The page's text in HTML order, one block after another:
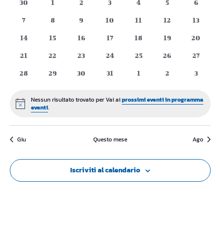
viste
di
Eventi
0
30
0
1
0
2
0
3
0
4
0
5
0
6
0
7
0
8
0
9
0
10
0
11
0
12
0
13
0
14
0
15
0
16
0
17
0
18
0
19
0
20
0
21
0
22
0
23
0
24
0
25
0
26
0
27
0
28
0
29
0
30
0
31
0
1
0
2
0
3
Notice
Nessun risultato trovato per Vai aiprossimi eventi in programma
eventi.
Giu Questo mese Ago
Iscriviti al calendario